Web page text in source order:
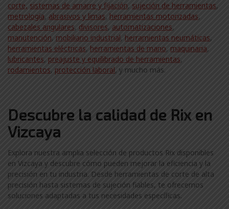
corte, sistemas de amarre y fijación, sujeción de herramientas,
metrología, abrasivos y limas, herramientas motorizadas,
cabezales angulares, divisores, automatizaciones,
manutención, mobiliario industrial, herramientas neumáticas,
herramientas eléctricas, herramientas de mano, maquinaria,
lubricantes, preajuste y equilibrado de herramientas,
rodamientos, protección laboral, y mucho más.
Descubre la calidad de Rix en
Vizcaya
Explora nuestra amplia selección de productos Rix disponibles
en Vizcaya y descubre cómo pueden mejorar la eficiencia y la
precisión en tu industria. Desde herramientas de corte de alta
precisión hasta sistemas de sujeción fiables, te ofrecemos
soluciones adaptadas a tus necesidades específicas.